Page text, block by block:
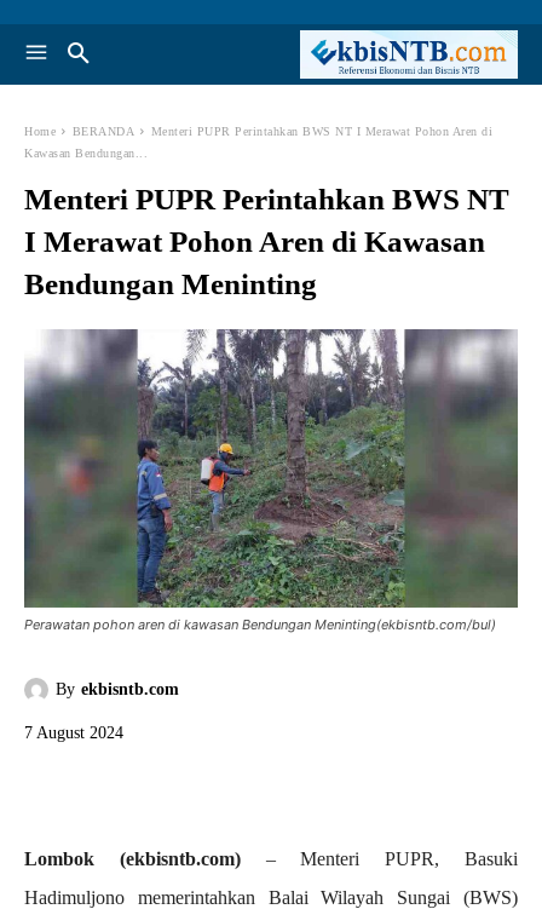
Home BERANDA
Menteri PUPR Perintahkan BWS NT I Merawat Pohon Aren di
Kawasan Bendungan...
Menteri PUPR Perintahkan BWS NT
I Merawat Pohon Aren di Kawasan
Bendungan Meninting
Perawatan pohon aren di kawasan Bendungan Meninting(ekbisntb.com/bul)
By ekbisntb.com
7 August 2024
Lombok (ekbisntb.com)– Menteri PUPR, Basuki
Hadimuljono memerintahkan Balai Wilayah Sungai (BWS)